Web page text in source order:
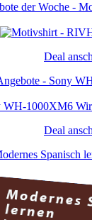
der Woche -
Deal
- Sony
Deal
Spanisch